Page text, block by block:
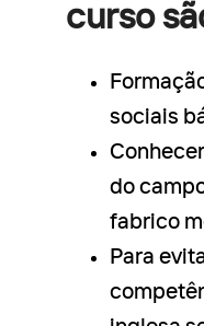
curso
sociais
do
fabrico
Para